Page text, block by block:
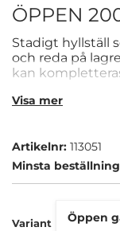
ÖPPEN
Stadigt hyllställ
och reda på
kan
med hyllor,
Unik
Komplett
standarden
Visa mer
Artikelnr: 113051
Minsta
Variant